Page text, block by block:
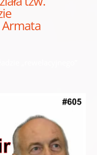
Armata